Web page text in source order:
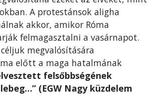
A protestánsok aligha
akkor, amikor Róma
felmagasztalni a vasárnapot.
megvalósítására
előtt a maga hatalmának
felsőbbségének
(EGW Nagy küzdelem